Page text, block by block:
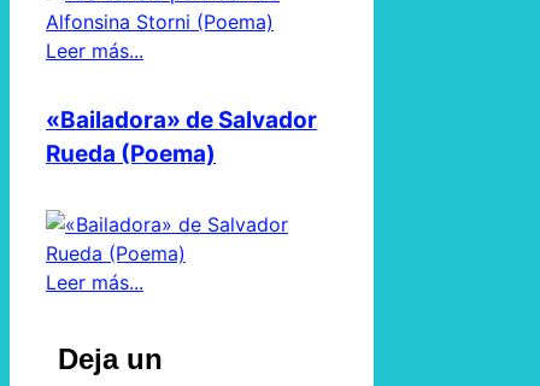
Leer más...
«Bailadora» de Salvador
Rueda (Poema)
Leer más...
Deja un